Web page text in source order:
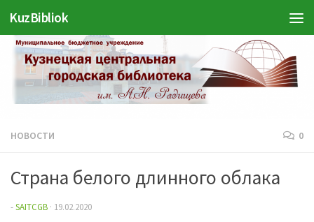
Перейти к содержимому
KuzBibliok
НОВОСТИ 0
Страна белого длинного облака
-SAITCGB · 19.02.2020